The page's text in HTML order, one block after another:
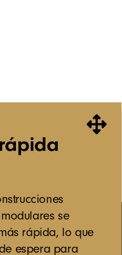
se
rápida, lo que
espera para